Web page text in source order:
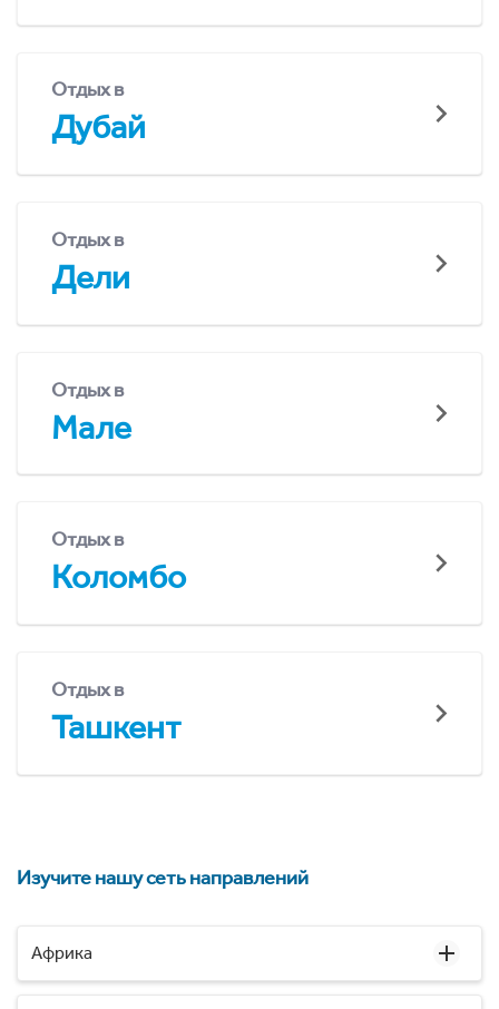
Отдых в
Дубай
Отдых в
Дели
Отдых в
Мале
Отдых в
Коломбо
Отдых в
Ташкент
Изучите нашу сеть направлений
Африка